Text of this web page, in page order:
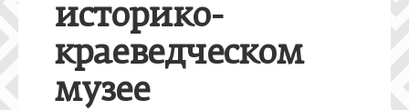
историко-
краеведческом
музее